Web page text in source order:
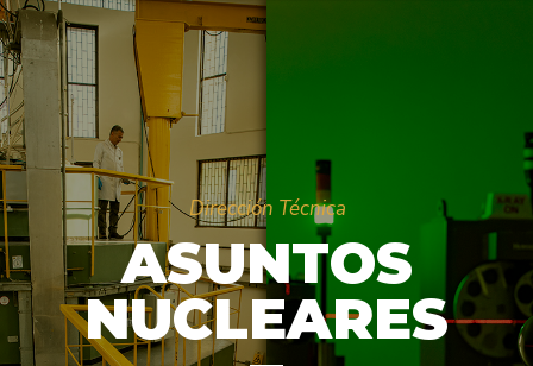
Dirección Técnica
ASUNTOS
NUCLEARES